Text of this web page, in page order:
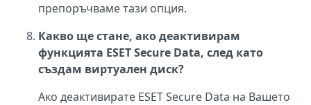
препоръчваме тази опция.
Какво ще стане, ако деактивирам
функцията ESET Secure Data, след като
създам виртуален диск?
Ако деактивирате ESET Secure Data на Вашето